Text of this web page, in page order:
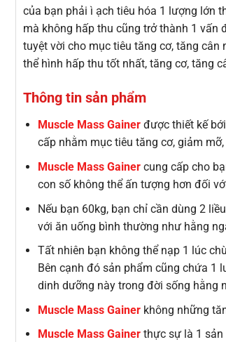
của bạn phải ì ạch tiêu hóa 1 lượng lớn
mà không hấp thu cũng trở thành 1 vấn
tuyệt vời cho mục tiêu tăng cơ, tăng
thể hình hấp thu tốt nhất, tăng cơ, tăng
Thông tin sản phẩm
Muscle Mass Gainer được thiết kế
cấp nhằm mục tiêu tăng cơ, giảm
Muscle Mass Gainercung cấp cho
con số không thể ấn tượng hơn đối
Nếu bạn 60kg, bạn chỉ cần dùng 2
với ăn uống bình thường như hằng
Tất nhiên bạn không thể nạp 1 lúc
Bên cạnh đó sản phẩm cũng chứa 1
dinh dưỡng này trong đời sống hằng
Muscle Mass Gainerkhông những
Muscle Mass Gainerthực sự là 1 sản